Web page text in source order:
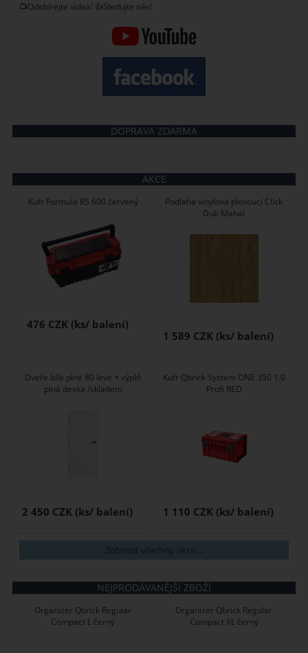
📺Odebírejte videa! 👍Sledujte nás!
DOPRAVA ZDARMA
AKCE
Kufr Formula RS 600 červený
476 CZK
Podlaha vinylová plovoucí Click
Dub Mahal
1 589 CZK
Dveře bílé plné 80 levé + výplň
plná deska /skladem
2 450 CZK
Kufr Qbrick System ONE 350 1.0
Profi RED
1 110 CZK
Zobrazit všechny akce ...
NEJPRODÁVANĚJŠÍ ZBOŽÍ
Organizér Qbrick Regular
Compact L černý
Organizér Qbrick Regular
Compact XL černý